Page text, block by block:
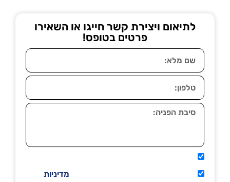
לתיאום ויצירת קשר חייגו או השאירו
פרטים בטופס!
מדיניות